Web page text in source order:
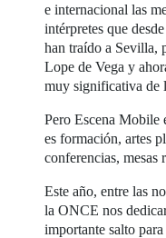
e internacional las
intérpretes que
han traído a Sevilla,
Lope de Vega y
muy significativa de
Pero Escena Mobile
es formación, artes
conferencias,
Este año, entre las
la ONCE nos
importante salto